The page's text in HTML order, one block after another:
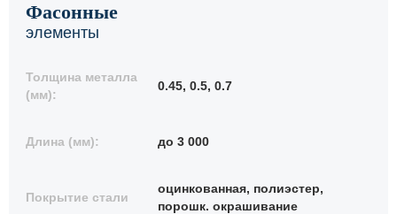
Фасонные
элементы
Толщина металла
(мм):
0.45, 0.5, 0.7
Длина (мм): до 3 000
Покрытие стали
оцинкованная, полиэстер,
порошк. окрашивание